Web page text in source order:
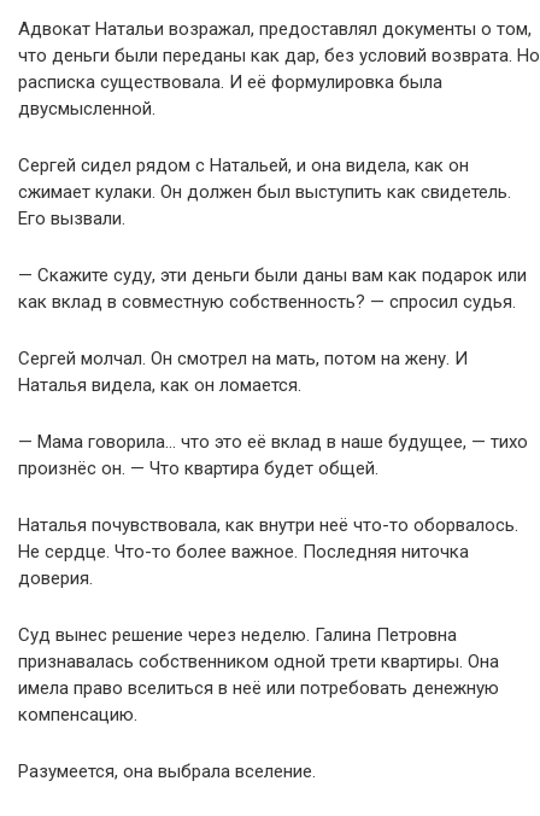
Адвокат Натальи возражал, предоставлял документы о том,
что деньги были переданы как дар, без условий возврата. Но
расписка существовала. И её формулировка была
двусмысленной.
Сергей сидел рядом с Натальей, и она видела, как он
сжимает кулаки. Он должен был выступить как свидетель.
Его вызвали.
— Скажите суду, эти деньги были даны вам как подарок или
как вклад в совместную собственность? — спросил судья.
Сергей молчал. Он смотрел на мать, потом на жену. И
Наталья видела, как он ломается.
— Мама говорила… что это её вклад в наше будущее, — тихо
произнёс он. — Что квартира будет общей.
Наталья почувствовала, как внутри неё что-то оборвалось.
Не сердце. Что-то более важное. Последняя ниточка
доверия.
Суд вынес решение через неделю. Галина Петровна
признавалась собственником одной трети квартиры. Она
имела право вселиться в неё или потребовать денежную
компенсацию.
Разумеется, она выбрала вселение.